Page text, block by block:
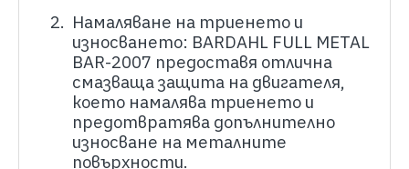
2. Намаляване на триенето и
износването: BARDAHL FULL METAL
BAR-2007 предоставя отлична
смазваща защита на двигателя,
което намалява триенето и
предотвратява допълнително
износване на металните
повърхности.